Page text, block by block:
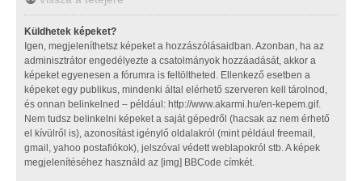
Küldhetek képeket?
Igen, megjeleníthetsz képeket a hozzászólásaidban. Azonban, ha az
adminisztrátor engedélyezte a csatolmányok hozzáadását, akkor a
képeket egyenesen a fórumra is feltöltheted. Ellenkező esetben a
képeket egy publikus, mindenki által elérhető szerveren kell tárolnod,
és onnan belinkelned – például: http://www.akarmi.hu/en-kepem.gif.
Nem tudsz belinkelni képeket a saját gépedről (hacsak az nem érhető
el kívülről is), azonosítást igénylő oldalakról (mint például freemail,
gmail, yahoo postafiókok), jelszóval védett weblapokról stb. A képek
megjelenítéséhez használd az [img] BBCode címkét.